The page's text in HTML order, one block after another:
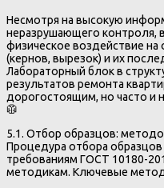
Несмотря на высокую
неразрушающего контроля,
физическое воздействие
(кернов, вырезок) и их
Лабораторный блок в
результатов ремонта
дорогостоящим, но часто и
🥼
5.1. Отбор образцов:
Процедура отбора
требованиям ГОСТ 10180-
методикам. Ключевые